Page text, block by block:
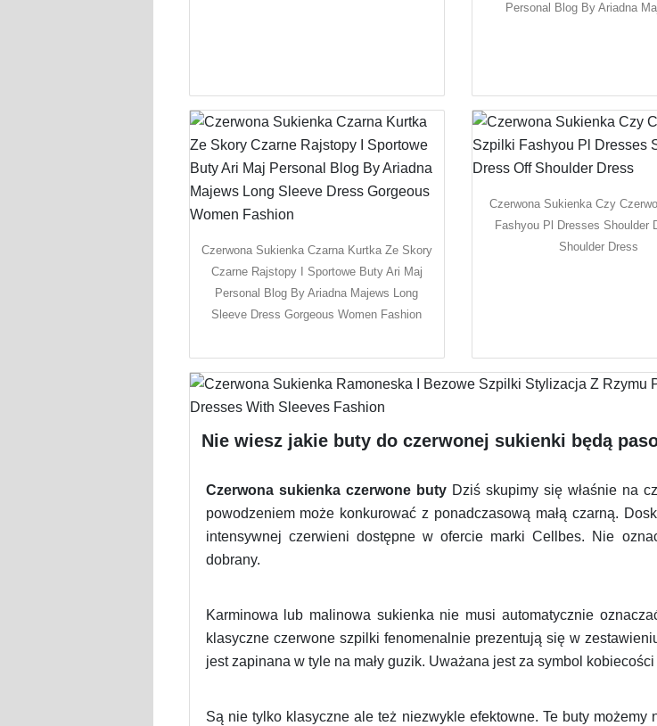
Personal Blog By Ariadna
Czerwona Sukienka Czarna Kurtka Ze Skory
Czarne Rajstopy I Sportowe Buty Ari Maj
Personal Blog By Ariadna Majews Long
Sleeve Dress Gorgeous Women Fashion
Czerwona Sukienka Czy
Fashyou Pl Dresses Shoulder
Shoulder Dress
Nie wiesz jakie buty do czerwonej sukienki będą
Czerwona sukienka czerwone butyDziś skupimy się właśnie na
powodzeniem może konkurować z ponadczasową małą czarną.
intensywnej czerwieni dostępne w ofercie marki Cellbes. Nie
dobrany.
Karminowa lub malinowa sukienka nie musi automatycznie
klasyczne czerwone szpilki fenomenalnie prezentują się w
jest zapinana w tyle na mały guzik. Uważana jest za symbol
Są nie tylko klasyczne ale też niezwykle efektowne. Te buty